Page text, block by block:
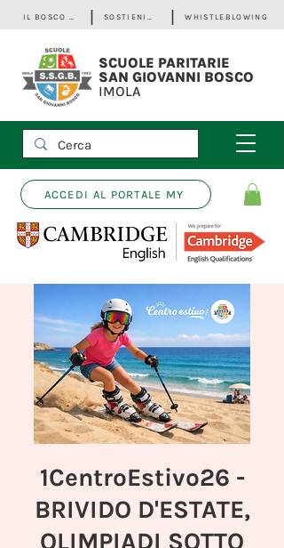
IL BOSCO - Bilancio Sociale SOSTIENICI WHISTLEBLOWING
SCUOLE PARITARIE
SAN GIOVANNI BOSCO
IMOLA
ACCEDI AL PORTALE MY
1CentroEstivo26 -
BRIVIDO D'ESTATE,
OLIMPIADI SOTTO